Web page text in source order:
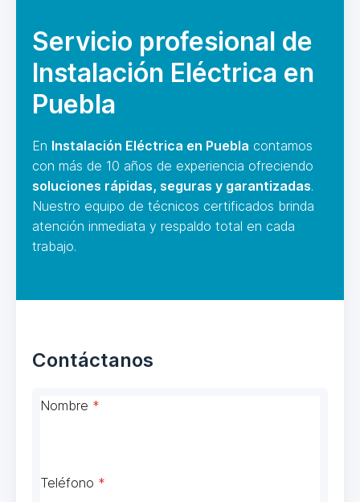
Servicio profesional de
Instalación Eléctrica en
Puebla
En Instalación Eléctrica en Puebla contamos
con más de 10 años de experiencia ofreciendo
soluciones rápidas, seguras y garantizadas.
Nuestro equipo de técnicos certificados brinda
atención inmediata y respaldo total en cada
trabajo.
Contáctanos
Nombre *
Teléfono *